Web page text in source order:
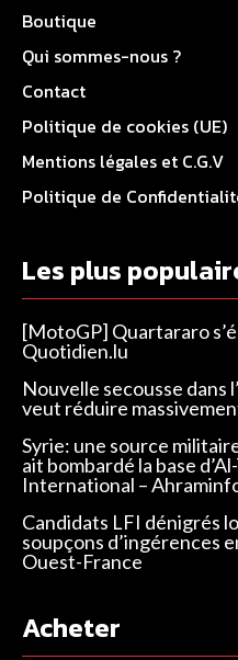
Boutique
Qui sommes-nous ?
Contact
Politique de cookies (UE)
Mentions légales et C.G.V
Politique de
Les plus
[MotoGP] Quartararo
Quotidien.lu
Nouvelle secousse dans
veut réduire
Syrie: une source
ait bombardé la base
International –
Candidats LFI dénigrés
soupçons d’ingérences
Ouest-France
Acheter